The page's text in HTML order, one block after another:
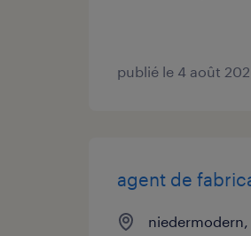
publié le 4 août
agent de